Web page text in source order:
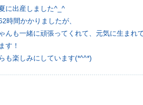
に出産しました^_^
時間かかりましたが、
んも一緒に頑張ってくれて、元気に生まれ
す！
も楽しみにしています(*^^*)